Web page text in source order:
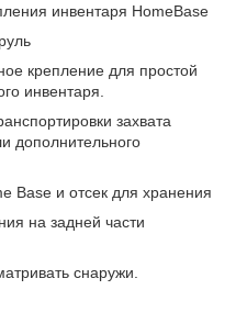
инвентаря HomeBase
крепление для простой
инвентаря.
захвата
дополнительного
Base и отсек для хранения
на задней части
снаружи.